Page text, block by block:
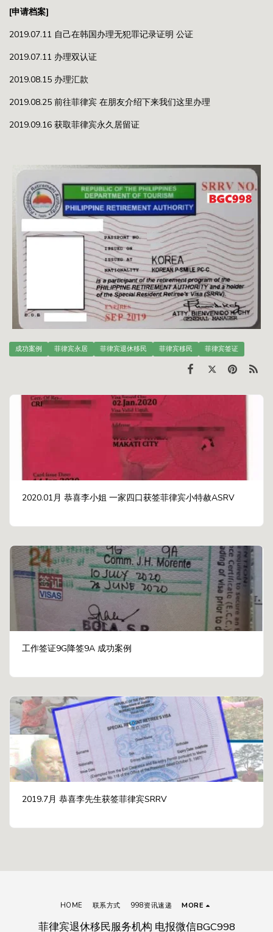
[申请档案]
2019.07.11 自己在韩国办理无犯罪记录证明 公证
2019.07.11 办理双认证
2019.08.15 办理汇款
2019.08.25 前往菲律宾 在朋友介绍下来我们这里办理
2019.09.16 获取菲律宾永久居留证
成功案例 菲律宾永居 菲律宾退休移民 菲律宾移民 菲律宾签证
2020.01月 恭喜李小姐 一家四口获签菲律宾小特赦ASRV
工作签证9G降签9A 成功案例
2019.7月 恭喜李先生获签菲律宾SRRV
菲律宾退休移民服务机构 电报微信BGC998
HOME 联系方式 998资讯速递 MORE